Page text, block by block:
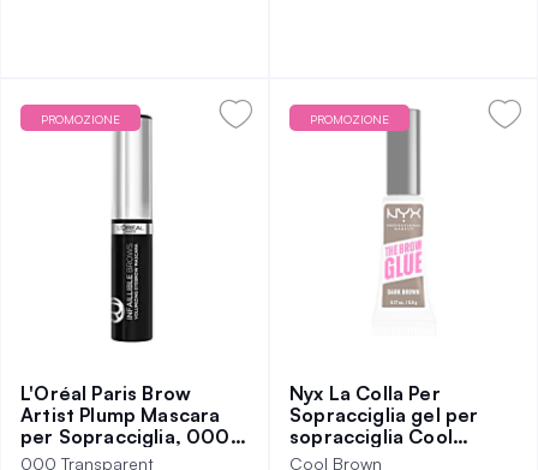
PROMOZIONE
L'Oréal Paris Brow
Artist Plump Mascara
per Sopracciglia, 000
Transparent
000 Transparent
PROMOZIONE
Nyx La Colla Per
Sopracciglia gel per
sopracciglia Cool
Brown
Cool Brown